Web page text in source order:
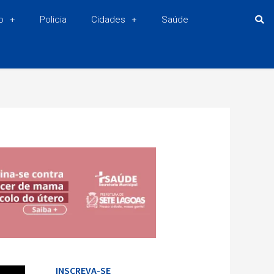
Policia Cidades Saúde
INSCREVA-SE